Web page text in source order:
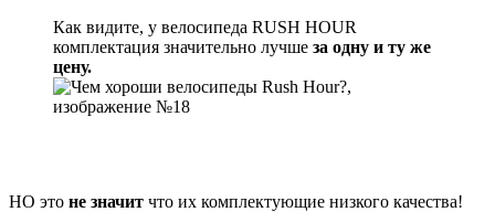
Как видите, у велосипеда RUSH HOUR
комплектация значительно лучше за одну и ту же
цену.
НО это не значит что их комплектующие низкого качества!